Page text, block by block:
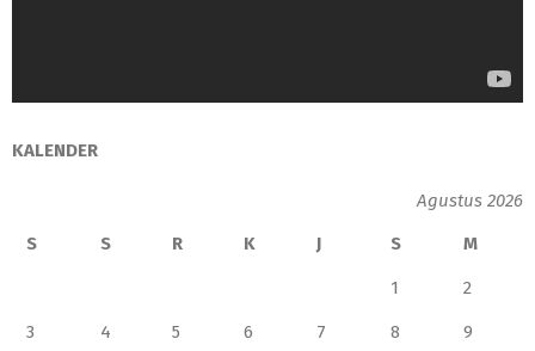
KALENDER
Agustus 2026
S
S R K J S M
1 2
3 4 5 6 7 8 9